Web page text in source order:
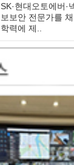
SK·현대오토에버·
보보안 전문가를
학력에 제..